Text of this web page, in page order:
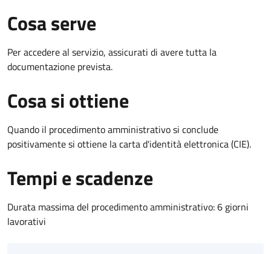
Cosa serve
Per accedere al servizio, assicurati di avere tutta la
documentazione prevista.
Cosa si ottiene
Quando il procedimento amministrativo si conclude
positivamente si ottiene la carta d'identità elettronica (CIE).
Tempi e scadenze
Durata massima del procedimento amministrativo: 6 giorni
lavorativi